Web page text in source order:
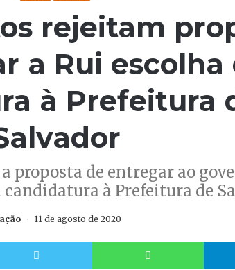
rejeitam
a Rui escolha
à Prefeitura
proposta de entregar ao
candidatura à Prefeitura de
11 de agosto de 2020
Twitter